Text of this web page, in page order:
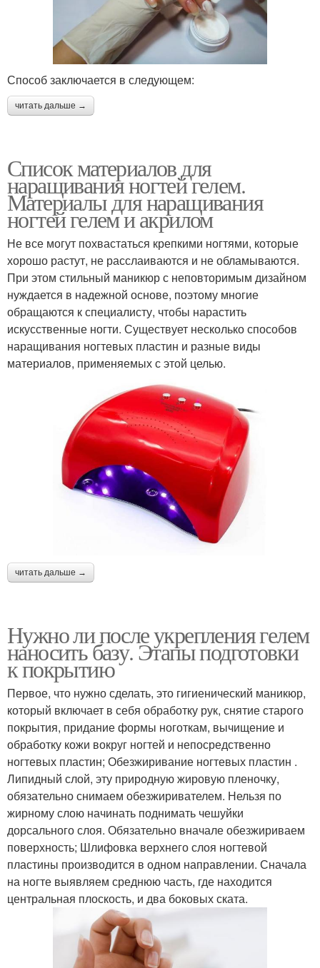
Способ заключается в следующем:
читать дальше →
Список материалов для
наращивания ногтей гелем.
Материалы для наращивания
ногтей гелем и акрилом
Не все могут похвастаться крепкими ногтями, которые
хорошо растут, не расслаиваются и не обламываются.
При этом стильный маникюр с неповторимым дизайном
нуждается в надежной основе, поэтому многие
обращаются к специалисту, чтобы нарастить
искусственные ногти. Существует несколько способов
наращивания ногтевых пластин и разные виды
материалов, применяемых с этой целью.
читать дальше →
Нужно ли после укрепления гелем
наносить базу. Этапы подготовки
к покрытию
Первое, что нужно сделать, это гигиенический маникюр,
который включает в себя обработку рук, снятие старого
покрытия, придание формы ноготкам, вычищение и
обработку кожи вокруг ногтей и непосредственно
ногтевых пластин; Обезжиривание ногтевых пластин .
Липидный слой, эту природную жировую пленочку,
обязательно снимаем обезжиривателем. Нельзя по
жирному слою начинать поднимать чешуйки
дорсального слоя. Обязательно вначале обезжириваем
поверхность; Шлифовка верхнего слоя ногтевой
пластины производится в одном направлении. Сначала
на ногте выявляем среднюю часть, где находится
центральная плоскость, и два боковых ската.